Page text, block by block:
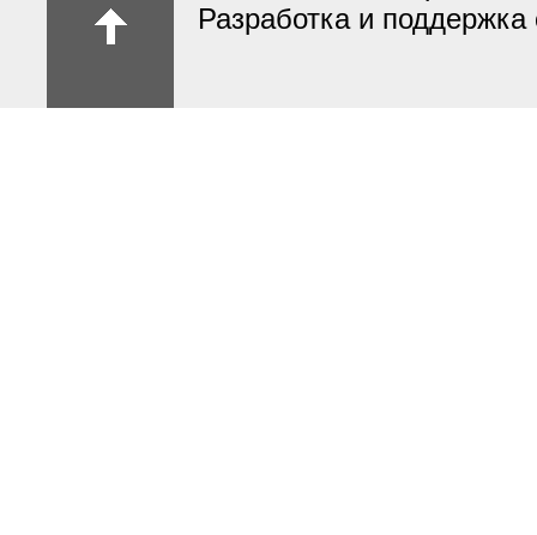
Разработка и поддержка